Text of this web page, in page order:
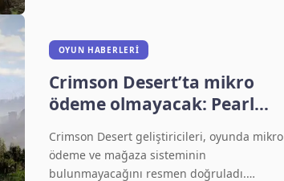
OYUN HABERLERI
Crimson Desert’ta mikro
ödeme olmayacak: Pearl
Crimson Desert geliştiricileri, oyunda mikro
ödeme ve mağaza sisteminin
bulunmayacağını resmen doğruladı.…